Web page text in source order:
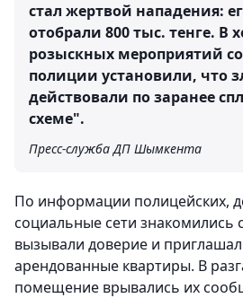
стал жертвой нападения:
отобрали 800 тыс. тенге. В
розыскных мероприятий
полиции установили, что
действовали по заранее
схеме".
Пресс-служба ДП Шымкента
По информации полицейских,
социальные сети знакомились
вызывали доверие и
арендованные квартиры. В
помещение врывались их